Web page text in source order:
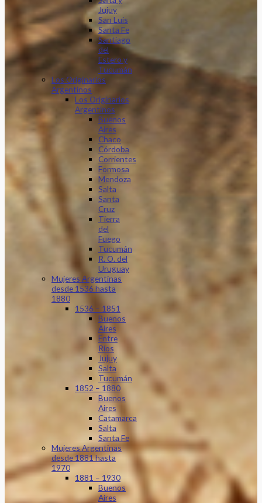
Jujuy
San Luis
Santa Fe
Santiago
del
Estero y
Tucumán
Los Originarios
Argentinos
Los Originarios
Argentinos
Buenos
Aires
Chaco
Córdoba
Corrientes
Formosa
Mendoza
Salta
Santa
Cruz
Tierra
del
Fuego
Tucumán
R. O. del
Uruguay
Mujeres Argentinas
desde 1536 hasta
1880
1536 – 1851
Buenos
Aires
Entre
Ríos
Jujuy
Salta
Tucumán
1852 – 1880
Buenos
Aires
Catamarca
Salta
Santa Fe
Mujeres Argentinas
desde 1881 hasta
1970
1881 – 1930
Buenos
Aires